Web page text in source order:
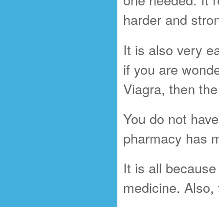
harder and
It is also very
if you are
Viagra, then
You do not
pharmacy has
It is all
medicine.